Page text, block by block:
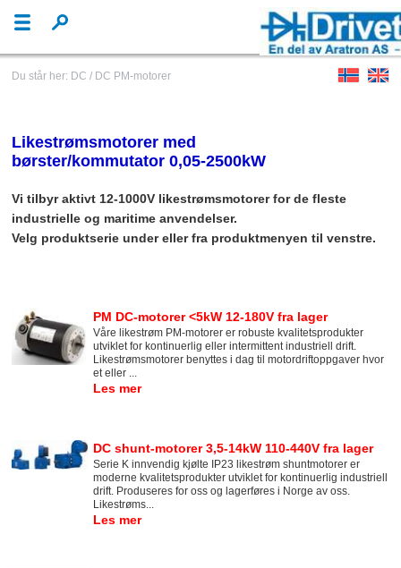
Du står her: DC / DC PM-motorer
Likestrømsmotorer med
børster/kommutator 0,05-2500kW
Vi tilbyr aktivt 12-1000V likestrømsmotorer for de fleste
industrielle og maritime anvendelser.
Velg produktserie under eller fra produktmenyen til venstre.
PM DC-motorer <5kW 12-180V fra lager
Våre likestrøm PM-motorer er robuste kvalitetsprodukter
utviklet for kontinuerlig eller intermittent industriell drift.
Likestrømsmotorer benyttes i dag til motordriftoppgaver hvor
et eller ...
Les mer
DC shunt-motorer 3,5-14kW 110-440V fra lager
Serie K innvendig kjølte IP23 likestrøm shuntmotorer er
moderne kvalitetsprodukter utviklet for kontinuerlig industriell
drift. Produseres for oss og lagerføres i Norge av oss.
Likestrøms...
Les mer